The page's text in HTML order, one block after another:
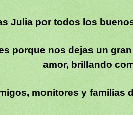
Julia por todos los
porque nos dejas un
amor, brillando
monitores y familias